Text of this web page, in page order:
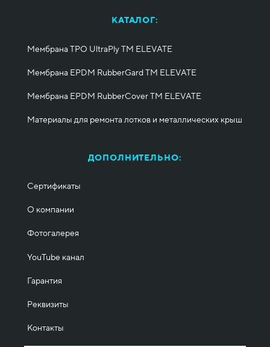
КАТАЛОГ:
Мембрана TPO UltraPly ТМ ELEVATE
Мембрана EPDM RubberGard ТМ ELEVATE
Мембрана EPDM RubberCover ТМ ELEVATE
Материалы для ремонта лотков и металлических крыш
ДОПОЛНИТЕЛЬНО:
Сертификаты
О компании
Фотогалерея
YouTube канал
Гарантия
Реквизиты
Контакты